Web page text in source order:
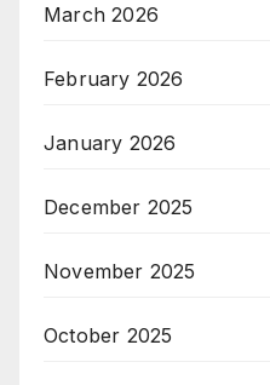
March 2026
February 2026
January 2026
December 2025
November 2025
October 2025